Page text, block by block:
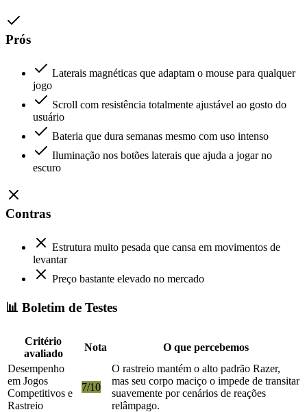
Prós
Laterais magnéticas que adaptam o mouse para qualquer
jogo
Scroll com resistência totalmente ajustável ao gosto do
usuário
Bateria que dura semanas mesmo com uso intenso
Iluminação nos botões laterais que ajuda a jogar no
escuro
Contras
Estrutura muito pesada que cansa em movimentos de
levantar
Preço bastante elevado no mercado
📊 Boletim de Testes
Critério
avaliado
Nota
O que percebemos
Desempenho
em Jogos
Competitivos e
Rastreio
7/10
O rastreio mantém o alto padrão Razer,
mas seu corpo maciço o impede de transitar
suavemente por cenários de reações
relâmpago.